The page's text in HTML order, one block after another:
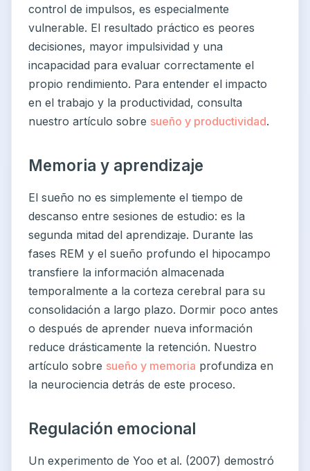
control de impulsos, es especialmente
vulnerable. El resultado práctico es peores
decisiones, mayor impulsividad y una
incapacidad para evaluar correctamente el
propio rendimiento. Para entender el impacto
en el trabajo y la productividad, consulta
nuestro artículo sobre sueño y productividad.
Memoria y aprendizaje
El sueño no es simplemente el tiempo de
descanso entre sesiones de estudio: es la
segunda mitad del aprendizaje. Durante las
fases REM y el sueño profundo el hipocampo
transfiere la información almacenada
temporalmente a la corteza cerebral para su
consolidación a largo plazo. Dormir poco antes
o después de aprender nueva información
reduce drásticamente la retención. Nuestro
artículo sobre sueño y memoria profundiza en
la neurociencia detrás de este proceso.
Regulación emocional
Un experimento de Yoo et al. (2007) demostró